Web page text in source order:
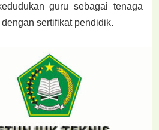
guru sebagai tenaga
sertifikat pendidik.